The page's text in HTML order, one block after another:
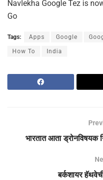
Navlekha Google Tez is
Go
Tags: Apps Google
How To India
भारतात आता ड्रोनविषयक
बर्कशायर